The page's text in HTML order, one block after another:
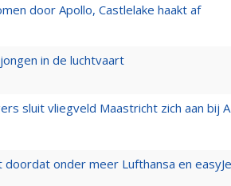
door Apollo, Castlelake haakt af
in de luchtvaart
sluit vliegveld Maastricht zich aan bij
onder meer Lufthansa en